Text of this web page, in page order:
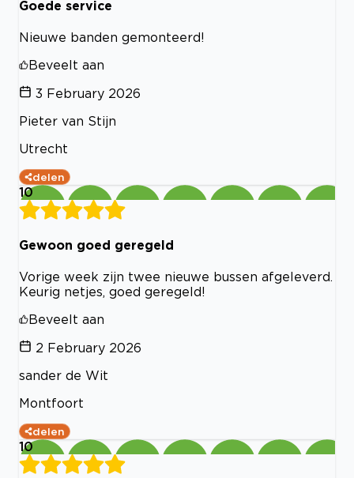
Goede service
Nieuwe banden gemonteerd!
Beveelt aan
3 February 2026
Pieter van Stijn
Utrecht
delen
10
Gewoon goed geregeld
Vorige week zijn twee nieuwe bussen afgeleverd.
Keurig netjes, goed geregeld!
Beveelt aan
2 February 2026
sander de Wit
Montfoort
delen
10